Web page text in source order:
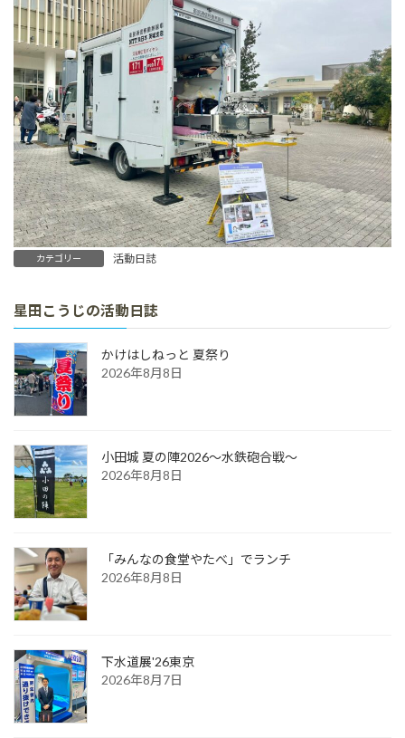
カテゴリー 活動日誌
星田こうじの活動日誌
かけはしねっと 夏祭り
2026年8月8日
小田城 夏の陣2026～水鉄砲合戦～
2026年8月8日
「みんなの食堂やたべ」でランチ
2026年8月8日
下水道展'26東京
2026年8月7日